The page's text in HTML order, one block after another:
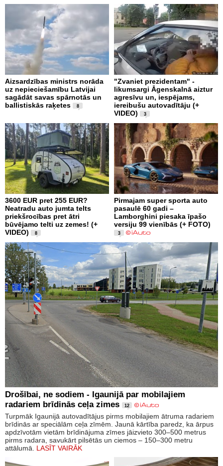
Aizsardzības ministrs norāda
uz nepieciešamību Latvijai
sagādāt savas spārnotās un
ballistiskās raķetes
8
"Zvaniet prezidentam" -
likumsargi Āgenskalnā aiztur
agresīvu un, iespējams,
iereibušu autovadītāju (+
VIDEO)
3
3600 EUR pret 255 EUR?
Neatradu auto jumta telts
priekšrocības pret ātri
būvējamo telti uz zemes! (+
VIDEO)
8
Pirmajam super sporta auto
pasaulē 60 gadi –
Lamborghini piesaka īpašo
versiju 99 vienībās (+ FOTO)
3
Drošībai, ne sodiem - Igaunijā par mobilajiem
radariem brīdinās ceļa zimes
12
Turpmāk Igaunijā autovadītājus pirms mobilajiem ātruma radariem
brīdinās ar speciālām ceļa zīmēm. Jaunā kārtība paredz, ka ārpus
apdzīvotām vietām brīdinājuma zīmes jāizvieto 300–500 metrus
pirms radara, savukārt pilsētās un ciemos – 150–300 metru
attālumā. LASĪT VAIRĀK